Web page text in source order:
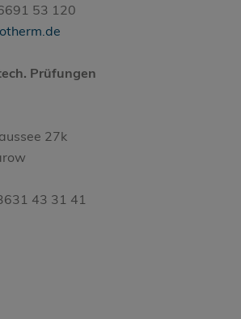
53 120
Prüfungen
27k
43 31 41